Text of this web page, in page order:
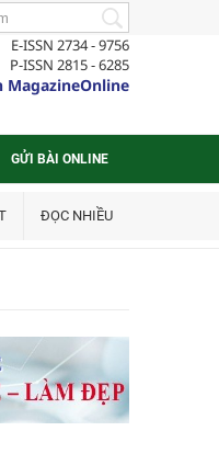
E-ISSN 2734 - 9756
P-ISSN 2815 - 6285
MagazineOnline
GỬI BÀI ONLINE
ĐỌC NHIỀU